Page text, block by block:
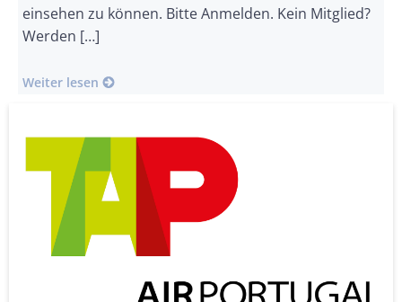
einsehen zu können. Bitte Anmelden. Kein Mitglied?
Werden […]
Weiter lesen